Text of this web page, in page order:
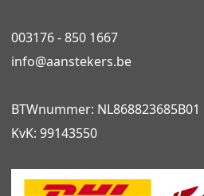
003176 - 850 1667
info@aanstekers.be
BTWnummer: NL868823685B01
KvK: 99143550